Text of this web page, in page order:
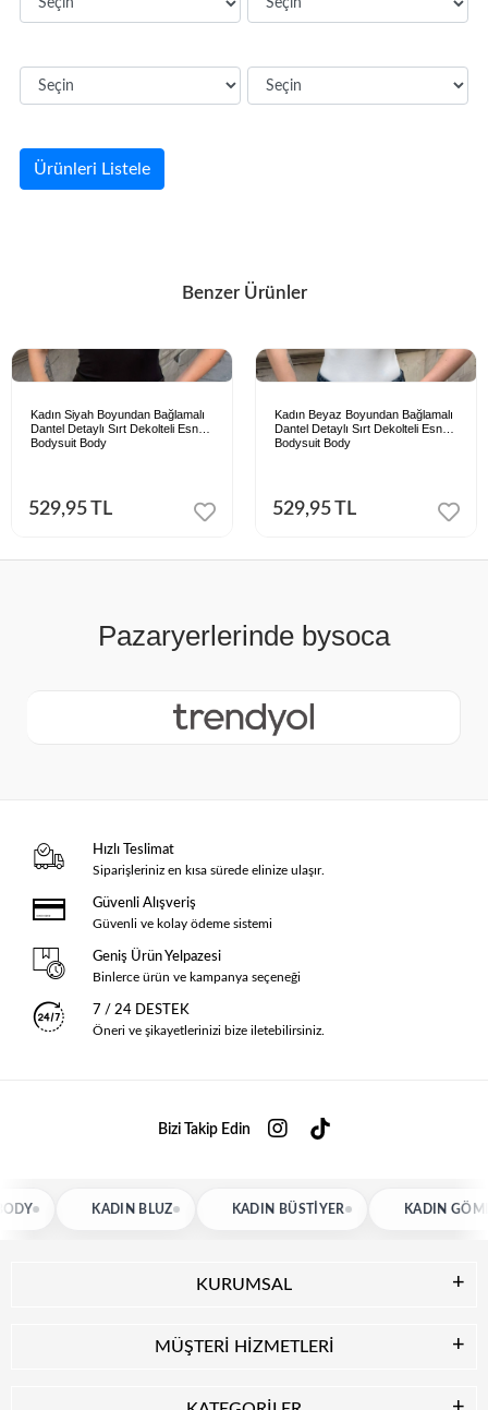
Ürünleri Listele
Benzer Ürünler
Kadın Siyah Boyundan Bağlamalı
Dantel Detaylı Sırt Dekolteli Esnek
Bodysuit Body
529,95 TL
Kadın Beyaz Boyundan Bağlamalı
Dantel Detaylı Sırt Dekolteli Esnek
Bodysuit Body
529,95 TL
Hızlı Teslimat
Siparişleriniz en kısa sürede elinize ulaşır.
Güvenli Alışveriş
Güvenli ve kolay ödeme sistemi
Geniş Ürün Yelpazesi
Binlerce ürün ve kampanya seçeneği
7 / 24 DESTEK
Öneri ve şikayetlerinizi bize iletebilirsiniz.
Bizi Takip Edin
KADIN BLUZ KADIN BÜSTIYER KADIN GÖMLEK
KURUMSAL
MÜŞTERİ HİZMETLERİ